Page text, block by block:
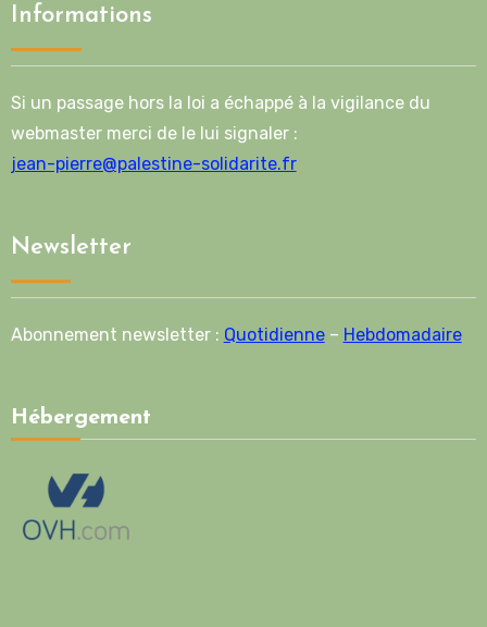
Informations
Si un passage hors la loi a échappé à la vigilance du
webmaster merci de le lui signaler :
jean-pierre@palestine-solidarite.fr
Newsletter
Abonnement newsletter : Quotidienne– Hebdomadaire
Hébergement